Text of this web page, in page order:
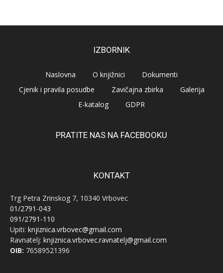
IZBORNIK
Naslovna O knjižnici
Dokumenti
Cjenik i pravila posudbe
Zavičajna zbirka
Galerija
E-katalog
GDPR
PRATITE NAS NA FACEBOOKU
KONTAKT
Trg Petra Zrinskog 7, 10340 Vrbovec
01/2791-043
091/2791-110
Upiti: knjiznica.vrbovec@gmail.com
Ravnatelj: knjiznica.vrbovec.ravnatelj@gmail.com
OIB: 76589521396